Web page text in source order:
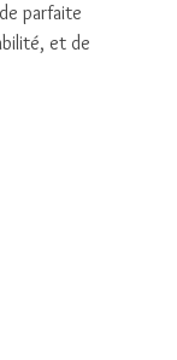
parfaite
et de